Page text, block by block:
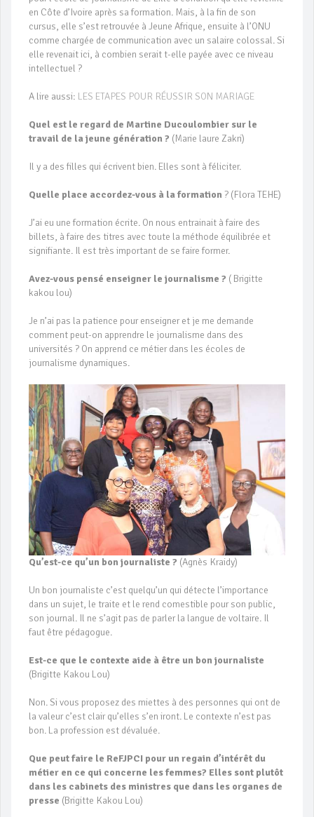
en Côte d’Ivoire après sa formation. Mais, à la fin de son
cursus, elle s’est retrouvée à Jeune Afrique, ensuite à l’ONU
comme chargée de communication avec un salaire colossal. Si
elle revenait ici, à combien serait t-elle payée avec ce niveau
intellectuel ?
A lire aussi: LES ETAPES POUR RÉUSSIR SON MARIAGE
Quel est le regard de Martine Ducoulombier sur le
travail de la jeune génération ? (Marie laure Zakri)
Il y a des filles qui écrivent bien. Elles sont à féliciter.
Quelle place accordez-vous à la formation ? (Flora TEHE)
J’ai eu une formation écrite. On nous entrainait à faire des
billets, à faire des titres avec toute la méthode équilibrée et
signifiante. Il est très important de se faire former.
Avez-vous pensé enseigner le journalisme ? ( Brigitte
kakou lou)
Je n’ai pas la patience pour enseigner et je me demande
comment peut-on apprendre le journalisme dans des
universités ? On apprend ce métier dans les écoles de
journalisme dynamiques.
Qu’est-ce qu’un bon journaliste ? (Agnès Kraidy)
Un bon journaliste c’est quelqu’un qui détecte l’importance
dans un sujet, le traite et le rend comestible pour son public,
son journal. Il ne s’agit pas de parler la langue de voltaire. Il
faut être pédagogue.
Est-ce que le contexte aide à être un bon journaliste
(Brigitte Kakou Lou)
Non. Si vous proposez des miettes à des personnes qui ont de
la valeur c’est clair qu’elles s’en iront. Le contexte n’est pas
bon. La profession est dévaluée.
Que peut faire le ReFJPCI pour un regain d’intérêt du
métier en ce qui concerne les femmes? Elles sont plutôt
dans les cabinets des ministres que dans les organes de
presse (Brigitte Kakou Lou)